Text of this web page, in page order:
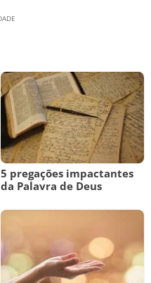
5 pregações impactantes
da Palavra de Deus